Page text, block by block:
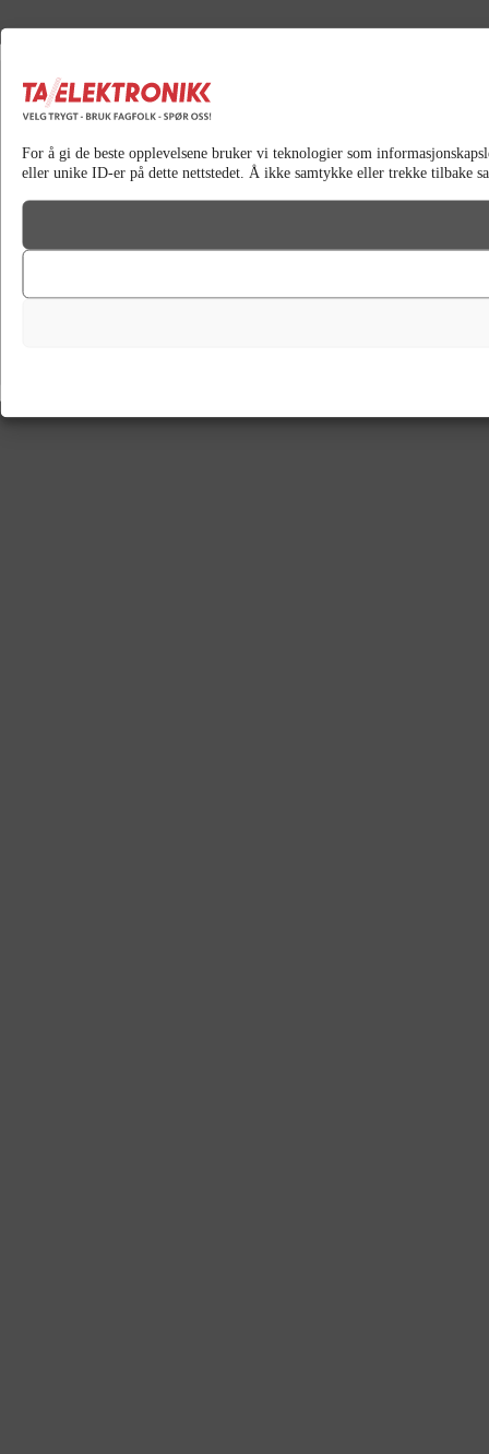
For å gi de beste opplevelsene bruker vi teknologier som
eller unike ID-er på dette nettstedet. Å ikke samtykke eller trekke tilbake